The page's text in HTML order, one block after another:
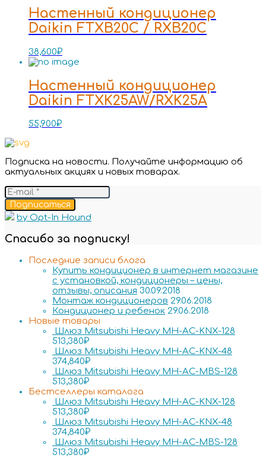
Настенный кондиционер
Daikin FTXB20C / RXB20C
38,600₽
Настенный кондиционер
Daikin FTXK25AW/RXK25A
55,900₽
Подписка на новости. Получайте информацию об
актуальных акциях и новых товарах.
Подписаться
by Opt-In Hound
Спасибо за подписку!
Последние записи блога
Купить кондиционер в интернет магазине
с установкой, кондиционеры – цены,
отзывы, описания 30.09.2018
Монтаж кондиционеров 29.06.2018
Кондиционер и ребенок 29.06.2018
Новые товары
Шлюз Mitsubishi Heavy MH-AC-KNX-128
513,380₽
Шлюз Mitsubishi Heavy MH-AC-KNX-48
374,840₽
Шлюз Mitsubishi Heavy MH-AC-MBS-128
513,380₽
Бестселлеры каталога
Шлюз Mitsubishi Heavy MH-AC-KNX-128
513,380₽
Шлюз Mitsubishi Heavy MH-AC-KNX-48
374,840₽
Шлюз Mitsubishi Heavy MH-AC-MBS-128
513,380₽